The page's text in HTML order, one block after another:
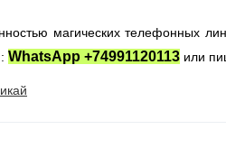
магических телефонных
WhatsApp +74991120113 или